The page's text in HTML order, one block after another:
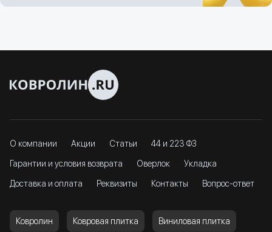
О компании Акции Статьи 44 и 223 ФЗ
Гарантии и условия возврата Оверлок Укладка
Доставка и оплата Реквизиты Контакты Вопрос-ответ
Ковролин Ковровая плитка Виниловая плитка